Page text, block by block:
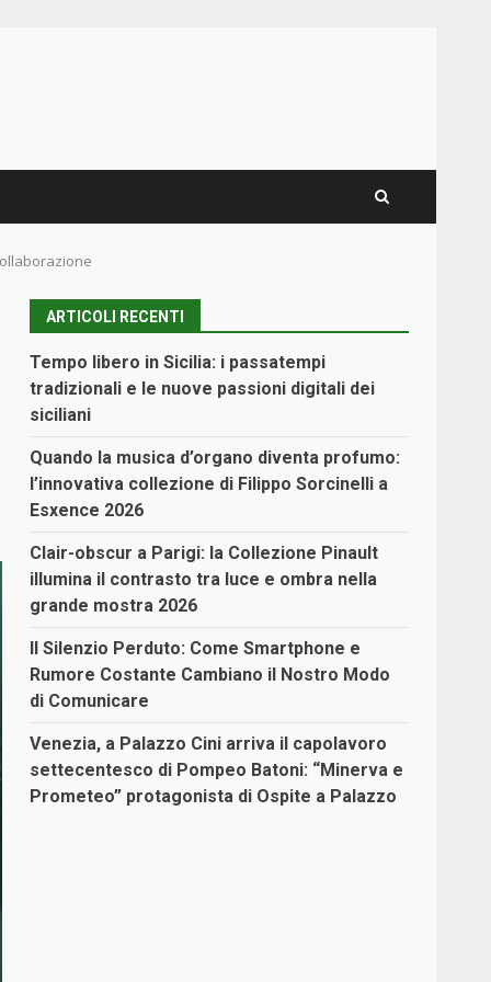
ARTICOLI RECENTI
Tempo libero in Sicilia: i passatempi
tradizionali e le nuove passioni digitali dei
siciliani
Quando la musica d’organo diventa profumo:
l’innovativa collezione di Filippo Sorcinelli a
Esxence 2026
Clair-obscur a Parigi: la Collezione Pinault
illumina il contrasto tra luce e ombra nella
grande mostra 2026
Il Silenzio Perduto: Come Smartphone e
Rumore Costante Cambiano il Nostro Modo
di Comunicare
Venezia, a Palazzo Cini arriva il capolavoro
settecentesco di Pompeo Batoni: “Minerva e
Prometeo” protagonista di Ospite a Palazzo